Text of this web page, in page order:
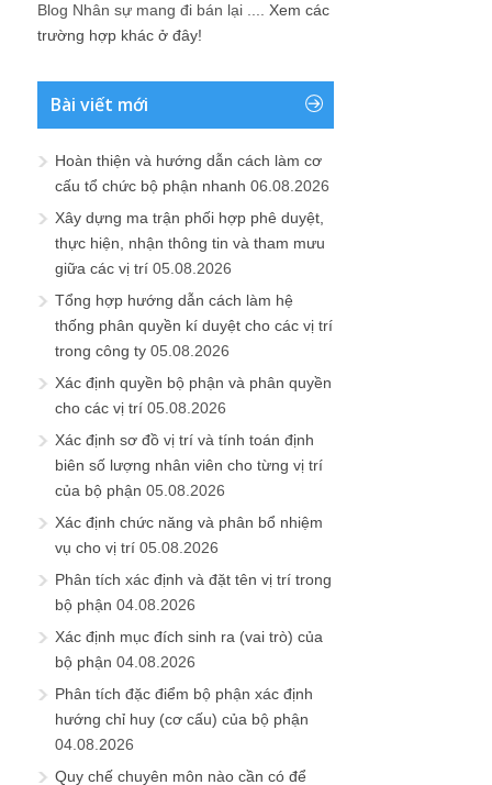
Blog Nhân sự mang đi bán lại .... Xem các
trường hợp khác ở đây!
Bài viết mới
Hoàn thiện và hướng dẫn cách làm cơ
cấu tổ chức bộ phận nhanh 06.08.2026
Xây dựng ma trận phối hợp phê duyệt,
thực hiện, nhận thông tin và tham mưu
giữa các vị trí 05.08.2026
Tổng hợp hướng dẫn cách làm hệ
thống phân quyền kí duyệt cho các vị trí
trong công ty 05.08.2026
Xác định quyền bộ phận và phân quyền
cho các vị trí 05.08.2026
Xác định sơ đồ vị trí và tính toán định
biên số lượng nhân viên cho từng vị trí
của bộ phận 05.08.2026
Xác định chức năng và phân bổ nhiệm
vụ cho vị trí 05.08.2026
Phân tích xác định và đặt tên vị trí trong
bộ phận 04.08.2026
Xác định mục đích sinh ra (vai trò) của
bộ phận 04.08.2026
Phân tích đặc điểm bộ phận xác định
hướng chỉ huy (cơ cấu) của bộ phận
04.08.2026
Quy chế chuyên môn nào cần có để